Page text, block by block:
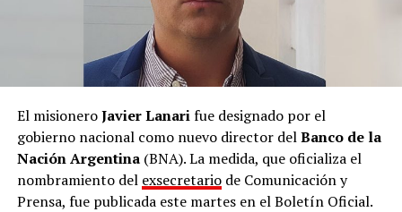
Unidos, México y Canadá.
El misioneroJavier Lanarifue designado por el
gobierno nacional como nuevo director delBanco de la
Nación Argentina(BNA). La medida, que oficializa el
nombramiento del exsecretariode Comunicación y
Prensa, fue publicada este martes en el Boletín Oficial.